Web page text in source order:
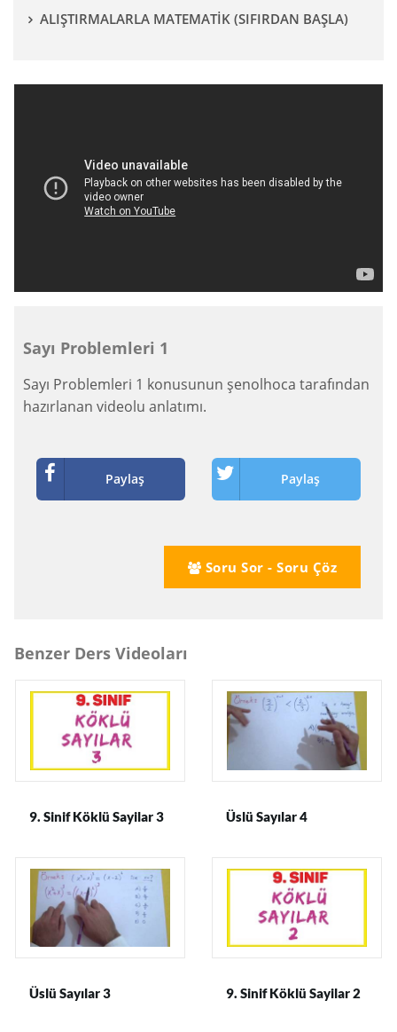
ALIŞTIRMALARLA MATEMATİK (SIFIRDAN BAŞLA)
Sayı Problemleri 1
Sayı Problemleri 1 konusunun şenolhoca tarafından
hazırlanan videolu anlatımı.
Paylaş Paylaş
Soru Sor - Soru Çöz
Benzer Ders Videoları
9. Sinif Köklü Sayilar 3 Üslü Sayılar 4
Üslü Sayılar 3 9. Sinif Köklü Sayilar 2